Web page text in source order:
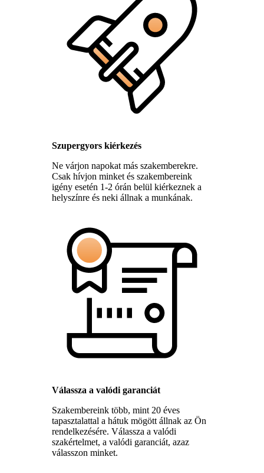
Szupergyors kiérkezés
Ne várjon napokat más szakemberekre.
Csak hívjon minket és szakembereink
igény esetén 1-2 órán belül kiérkeznek a
helyszínre és neki állnak a munkának.
Válassza a valódi garanciát
Szakembereink több, mint 20 éves
tapasztalattal a hátuk mögött állnak az Ön
rendelkezésére. Válassza a valódi
szakértelmet, a valódi garanciát, azaz
válasszon minket.